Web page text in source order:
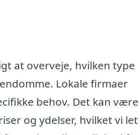
at overveje, hvilken type
Lokale firmaer
behov. Det kan
og ydelser, hvilket vi